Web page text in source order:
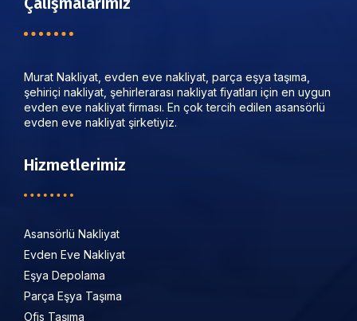
Murat Nakliyat, evden eve nakliyat, parça eşya taşıma,
şehiriçi nakliyat, şehirlerarası nakliyat fiyatları için en uygun
evden eve nakliyat firması. En çok tercih edilen asansörlü
evden eve nakliyat şirketiyiz.
Hizmetlerimiz
Asansörlü Nakliyat
Evden Eve Nakliyat
Eşya Depolama
Parça Eşya Taşıma
Ofis Taşıma